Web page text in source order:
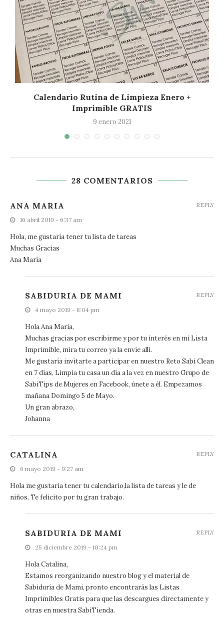
Calendario Rutina de Limpieza Enero +
Imprimible GRATIS
9 enero 2021
28 COMENTARIOS
ANA MARIA
16 abril 2019 - 6:37 am
Hola, me gustaría tener tu lista de tareas
Muchas Gracias
Ana María
REPLY
SABIDURIA DE MAMI
4 mayo 2019 - 8:04 pm
Hola Ana Maria,
Muchas gracias por escribirme y por tu interés en mi Lista
Imprimible, mira tu correo ya la envíe allí.
Me gustaría invitarte a participar en nuestro Reto Sabi Clean
en 7 días, Limpia tu casa un día a la vez en nuestro Grupo de
SabiTips de Mujeres en Facebook, únete a él. Empezamos
mañana Domingo 5 de Mayo.
Un gran abrazo,
Johanna
REPLY
CATALINA
6 mayo 2019 - 9:27 am
Hola me gustaría tener tu calendario,la lista de tareas y le de
niños. Te felicito por tu gran trabajo.
REPLY
SABIDURIA DE MAMI
25 diciembre 2019 - 10:24 pm
Hola Catalina,
Estamos reorganizando nuestro blog y el material de
Sabiduría de Mami, pronto encontrarás las Listas
Imprimibles Gratis para que las descargues directamente y
otras en nuestra SabiTienda.
REPLY